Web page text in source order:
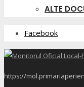
ALTE
Facebook
https://